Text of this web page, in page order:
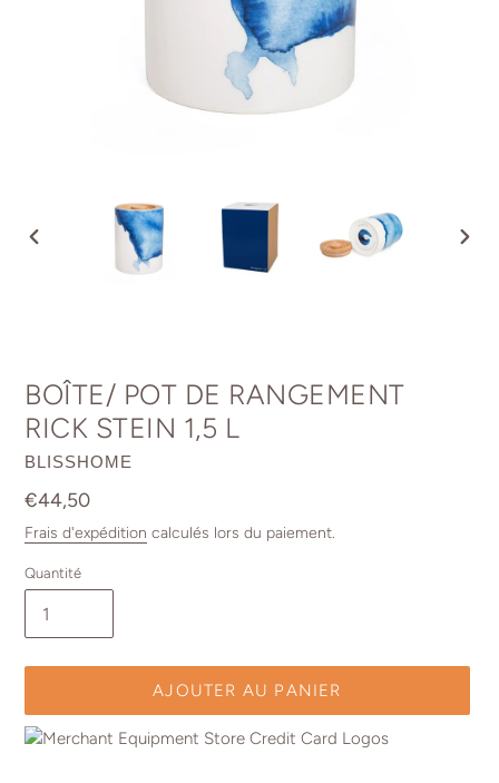
PRÉCÉDENTE
BOÎTE/ POT DE RANGEMENT
RICK STEIN 1,5 L
DISTRIBUTEUR
BLISSHOME
Prix
normal
€44,50
Frais d'expédition calculés lors du paiement.
Quantité
AJOUTER AU PANIER